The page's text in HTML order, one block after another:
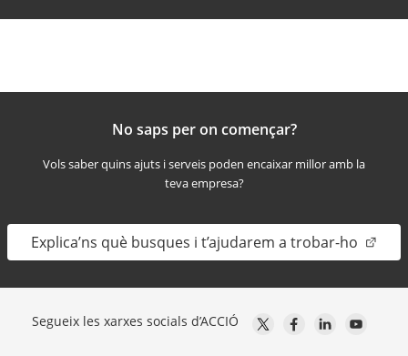
No saps per on començar?
Vols saber quins ajuts i serveis poden encaixar millor amb la
teva empresa?
Explica’ns què busques i t’ajudarem a trobar-ho
Segueix les xarxes socials d’ACCIÓ